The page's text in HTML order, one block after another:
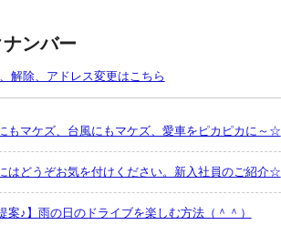
ンバー
解除、アドレス変更はこちら
もマケズ、台風にもマケズ、愛車をピカピカに～☆
はどうぞお気を付けください。新入社員のご紹介☆
案♪】雨の日のドライブを楽しむ方法（＾＾）